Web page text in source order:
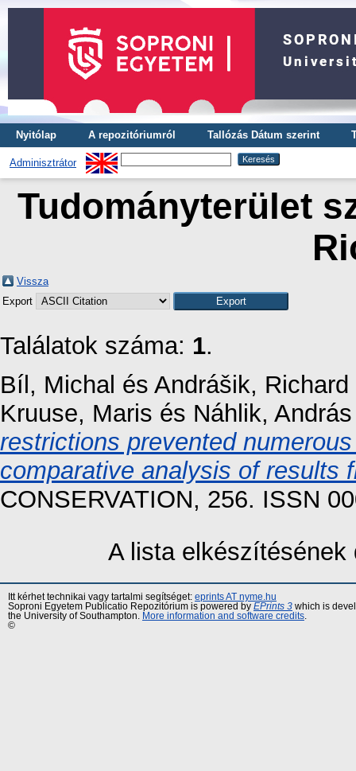
Nyitólap A repozitóriumról Tallózás Dátum szerint
Adminisztrátor
Tudományterület
Vissza
Export
Találatok száma: 1.
Bíl, Michal és Andrášik, Richard
Kruuse, Maris és Náhlik, András
restrictions prevented
comparative analysis of results
CONSERVATION, 256. ISSN
A lista
Itt kérhet technikai vagy tartalmi segítséget: eprints AT nyme.hu
Soproni Egyetem Publicatio Repozitórium is powered by EPrints 3 which is
the University of Southampton.
More information and software credits
©